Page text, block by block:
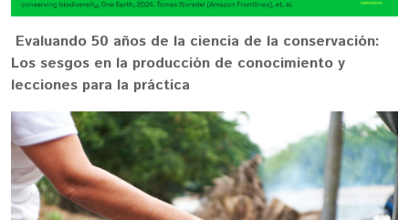
Evaluando 50 años de la ciencia de la conservación:
Los sesgos en la producción de conocimiento y
lecciones para la práctica